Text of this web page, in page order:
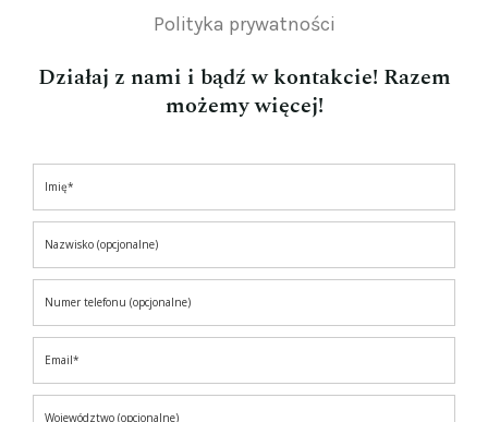
Polityka prywatności
Działaj z nami i bądź w kontakcie! Razem
możemy więcej!